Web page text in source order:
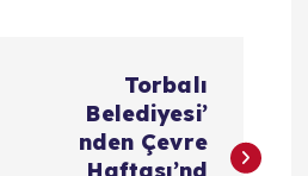
Torbalı
Belediyesi’
nden Çevre